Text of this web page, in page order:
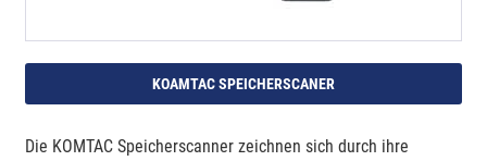
KOAMTAC SPEICHERSCANER
Die KOMTAC Speicherscanner zeichnen sich durch ihre